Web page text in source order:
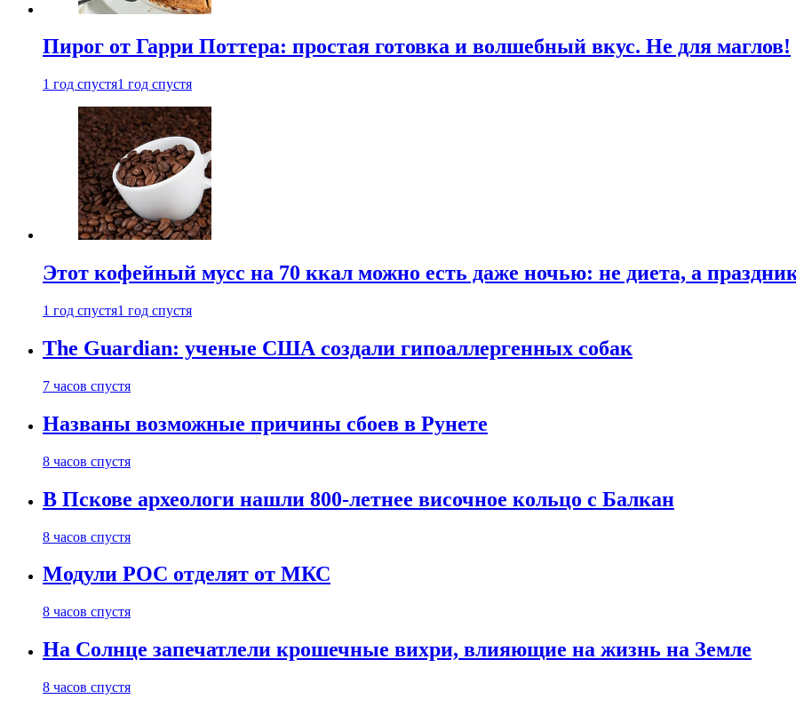
Пирог от Гарри Поттера: простая готовка и волшебный вкус. Не для маглов!
1 год спустя1 год спустя
Этот кофейный мусс на 70 ккал можно есть даже ночью: не диета, а
1 год спустя1 год спустя
The Guardian: ученые США создали гипоаллергенных собак
7 часов спустя
Названы возможные причины сбоев в Рунете
8 часов спустя
В Пскове археологи нашли 800-летнее височное кольцо с Балкан
8 часов спустя
Модули РОС отделят от МКС
8 часов спустя
На Солнце запечатлели крошечные вихри, влияющие на жизнь на Земле
8 часов спустя